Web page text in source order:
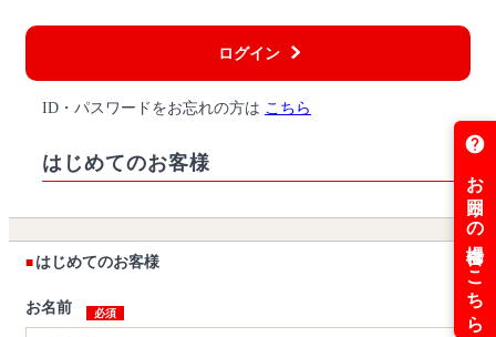
ログイン
ID・パスワードをお忘れの方は こちら
はじめてのお客様
はじめてのお客様
お名前